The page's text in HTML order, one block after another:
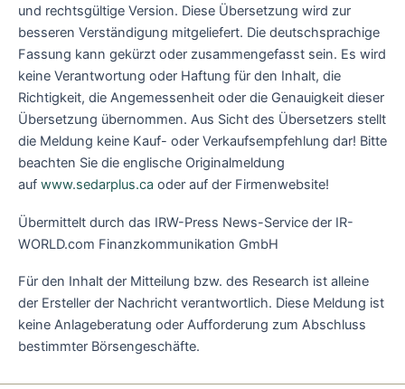
und rechtsgültige Version. Diese Übersetzung wird zur
besseren Verständigung mitgeliefert. Die deutschsprachige
Fassung kann gekürzt oder zusammengefasst sein. Es wird
keine Verantwortung oder Haftung für den Inhalt, die
Richtigkeit, die Angemessenheit oder die Genauigkeit dieser
Übersetzung übernommen. Aus Sicht des Übersetzers stellt
die Meldung keine Kauf- oder Verkaufsempfehlung dar! Bitte
beachten Sie die englische Originalmeldung
auf www.sedarplus.ca oder auf der Firmenwebsite!
Übermittelt durch das IRW-Press News-Service der IR-
WORLD.com Finanzkommunikation GmbH
Für den Inhalt der Mitteilung bzw. des Research ist alleine
der Ersteller der Nachricht verantwortlich. Diese Meldung ist
keine Anlageberatung oder Aufforderung zum Abschluss
bestimmter Börsengeschäfte.